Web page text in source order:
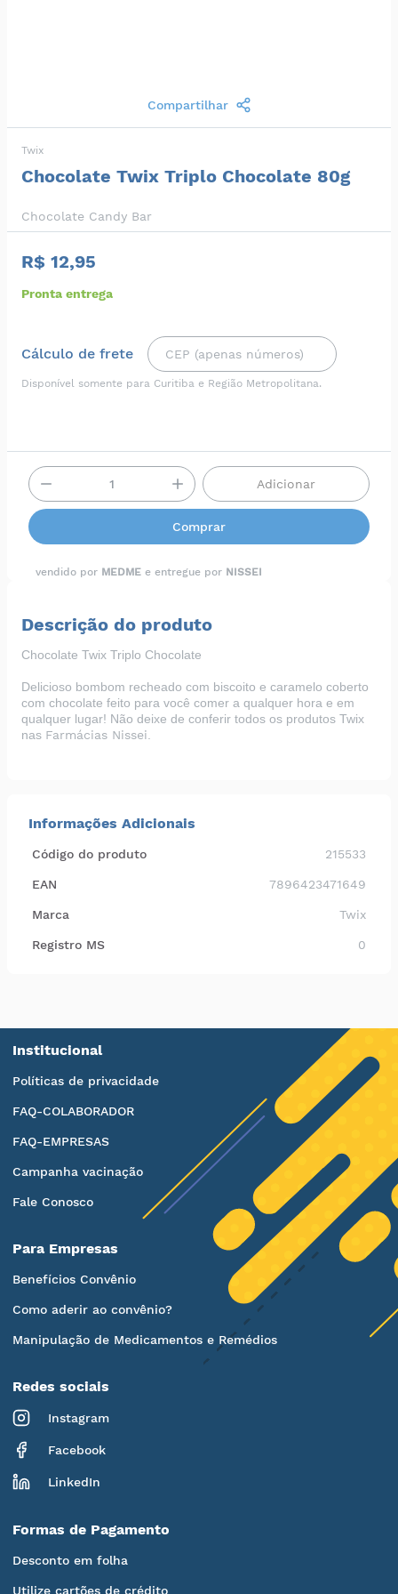
Compartilhar
Twix
Chocolate Twix Triplo Chocolate 80g
Chocolate Candy Bar
R$ 12,95
Pronta entrega
Cálculo de frete
Disponível somente para Curitiba e Região Metropolitana.
Adicionar
Comprar
vendido por MEDME e entregue por NISSEI
Descrição do produto
Chocolate Twix Triplo Chocolate
Delicioso bombom recheado com biscoito e caramelo coberto
com chocolate feito para você comer a qualquer hora e em
qualquer lugar! Não deixe de conferir todos os produtos Twix
nas Farmácias Nissei
Informações Adicionais
Código do produto 215533
EAN 7896423471649
Marca Twix
Registro MS 0
Institucional
Políticas de privacidade
FAQ-COLABORADOR
FAQ-EMPRESAS
Campanha vacinação
Fale Conosco
Para Empresas
Benefícios Convênio
Como aderir ao convênio?
Manipulação de Medicamentos e Remédios
Redes sociais
Instagram
Facebook
LinkedIn
Formas de Pagamento
Desconto em folha
Utilize cartões de crédito